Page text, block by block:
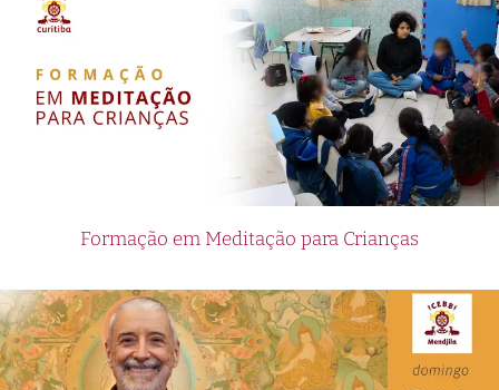
Formação em Meditação para Crianças